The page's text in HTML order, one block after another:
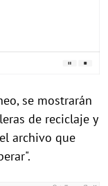
se mostrarán
de reciclaje y
archivo que